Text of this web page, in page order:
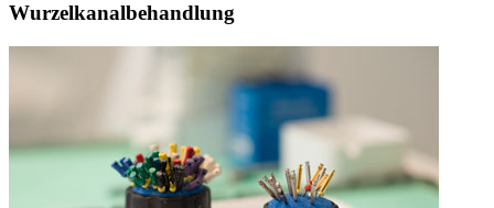
Wurzelkanalbehandlung